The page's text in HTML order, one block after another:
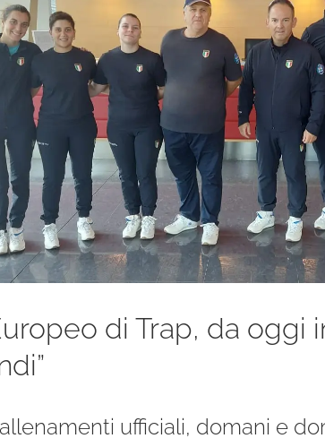
di Trap, da oggi
ufficiali, domani e